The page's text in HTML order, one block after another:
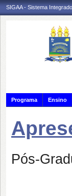
SIGAA - Sistema
Programa Ensino
Pós-